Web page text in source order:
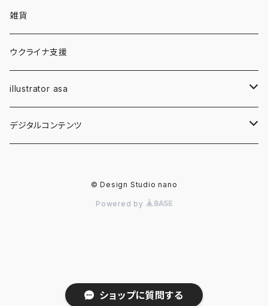
ショップに質問する
キーホルダー・チャーム
フラワー・レジン
ウッドバーニング
クリスマスオーナメント
雑貨
ウクライナ支援
illustrator asa
「九頭馬」アートプロジェクト
デジタルコンテンツ
© Design Studio nano
Powered by